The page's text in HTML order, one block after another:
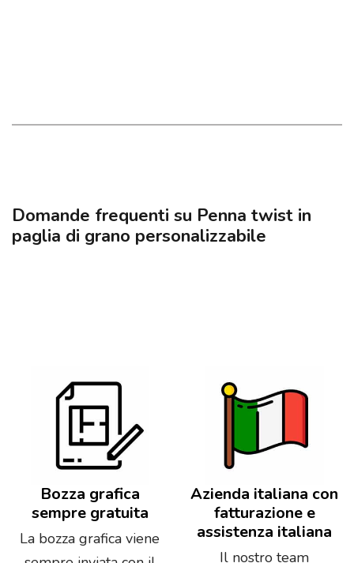
Domande frequenti su Penna twist in
paglia di grano personalizzabile
Bozza grafica
sempre gratuita
La bozza grafica viene
Azienda italiana con
fatturazione e
assistenza italiana
Il nostro team